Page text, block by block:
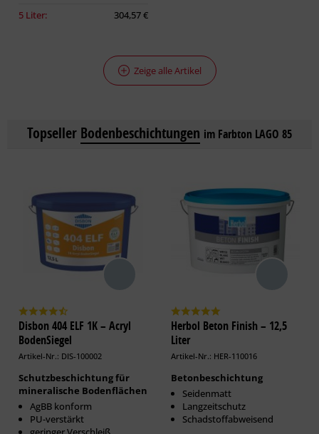
5 Liter:
304,57 €
Zeige alle Artikel
Topseller Bodenbeschichtungen im Farbton LAGO 85
Disbon 404 ELF 1K – Acryl
BodenSiegel
Artikel-Nr.: DIS-100002
Schutzbeschichtung für
mineralische Bodenflächen
AgBB konform
PU-verstärkt
Herbol Beton Finish – 12,5
Liter
Artikel-Nr.: HER-110016
Betonbeschichtung
Seidenmatt
Langzeitschutz
Schadstoffabweisend